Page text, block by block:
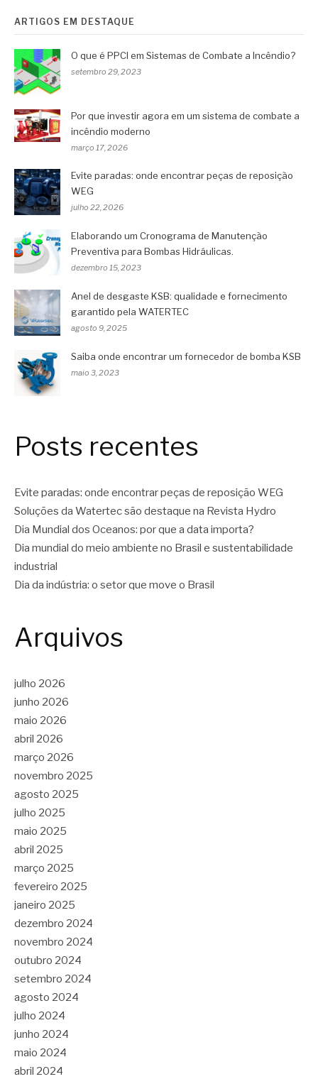
ARTIGOS EM DESTAQUE
O que é PPCI em Sistemas de Combate a Incêndio?
setembro 29, 2023
Por que investir agora em um sistema de combate a
incêndio moderno
março 17, 2026
Evite paradas: onde encontrar peças de reposição
WEG
julho 22, 2026
Elaborando um Cronograma de Manutenção
Preventiva para Bombas Hidráulicas.
dezembro 15, 2023
Anel de desgaste KSB: qualidade e fornecimento
garantido pela WATERTEC
agosto 9, 2025
Saiba onde encontrar um fornecedor de bomba KSB
maio 3, 2023
Posts recentes
Evite paradas: onde encontrar peças de reposição WEG
Soluções da Watertec são destaque na Revista Hydro
Dia Mundial dos Oceanos: por que a data importa?
Dia mundial do meio ambiente no Brasil e sustentabilidade
industrial
Dia da indústria: o setor que move o Brasil
Arquivos
julho 2026
junho 2026
maio 2026
abril 2026
março 2026
novembro 2025
agosto 2025
julho 2025
maio 2025
abril 2025
março 2025
fevereiro 2025
janeiro 2025
dezembro 2024
novembro 2024
outubro 2024
setembro 2024
agosto 2024
julho 2024
junho 2024
maio 2024
abril 2024